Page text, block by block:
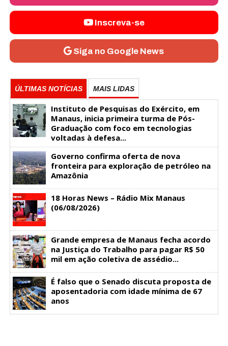
Inscreva-se
Siga no Google News
ÚLTIMAS NOTÍCIAS MAIS LIDAS
Instituto de Pesquisas do Exército, em
Manaus, inicia primeira turma de Pós-
Graduação com foco em tecnologias
voltadas à defesa...
Governo confirma oferta de nova
fronteira para exploração de petróleo na
Amazônia
18 Horas News​​​​​​​​​​​​ – Rádio Mix Manaus
(06/08/2026)
Grande empresa de Manaus fecha acordo
na Justiça do Trabalho para pagar R$ 50
mil em ação coletiva de assédio...
É falso que o Senado discuta proposta de
aposentadoria com idade mínima de 67
anos